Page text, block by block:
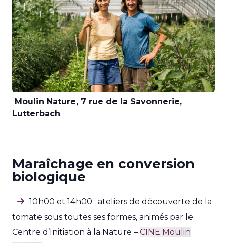
Moulin Nature, 7 rue de la Savonnerie,
Lutterbach
Maraîchage en conversion
biologique
10h00 et 14h00 : ateliers de découverte de la
tomate sous toutes ses formes, animés par le
Centre d’Initiation à la Nature – CINE Moulin